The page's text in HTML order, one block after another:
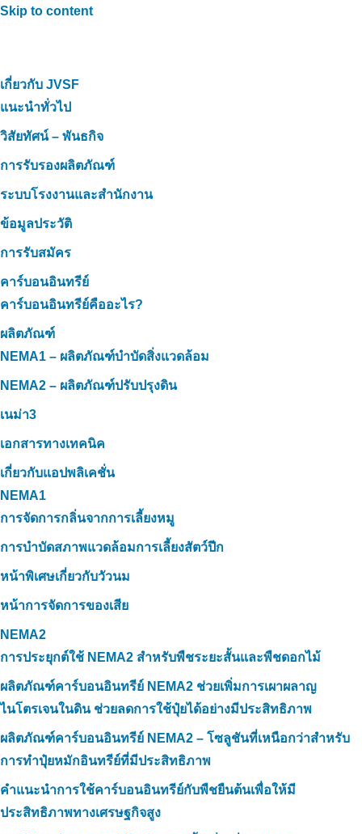
Skip to content
เกี่ยวกับ JVSF
แนะนำทั่วไป
วิสัยทัศน์ – พันธกิจ
การรับรองผลิตภัณฑ์
ระบบโรงงานและสำนักงาน
ข้อมูลประวัติ
การรับสมัคร
คาร์บอนอินทรีย์
คาร์บอนอินทรีย์คืออะไร?
ผลิตภัณฑ์
NEMA1 – ผลิตภัณฑ์บำบัดสิ่งแวดล้อม
NEMA2 – ผลิตภัณฑ์ปรับปรุงดิน
เนม่า3
เอกสารทางเทคนิค
เกี่ยวกับแอปพลิเคชั่น
NEMA1
การจัดการกลิ่นจากการเลี้ยงหมู
การบำบัดสภาพแวดล้อมการเลี้ยงสัตว์ปีก
หน้าพิเศษเกี่ยวกับวัวนม
หน้าการจัดการของเสีย
NEMA2
การประยุกต์ใช้ NEMA2 สำหรับพืชระยะสั้นและพืชดอกไม้
ผลิตภัณฑ์คาร์บอนอินทรีย์ NEMA2 ช่วยเพิ่มการเผาผลาญ
ไนโตรเจนในดิน ช่วยลดการใช้ปุ๋ยได้อย่างมีประสิทธิภาพ
ผลิตภัณฑ์คาร์บอนอินทรีย์ NEMA2 – โซลูชันที่เหนือกว่าสำหรับ
การทำปุ๋ยหมักอินทรีย์ที่มีประสิทธิภาพ
คำแนะนำการใช้คาร์บอนอินทรีย์กับพืชยืนต้นเพื่อให้มี
ประสิทธิภาพทางเศรษฐกิจสูง